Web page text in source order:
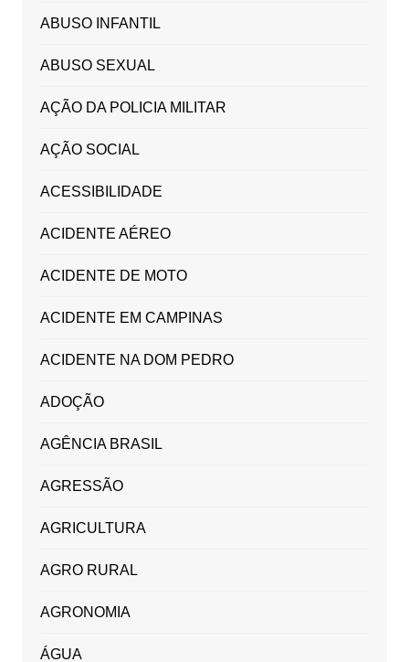
ABUSO INFANTIL
ABUSO SEXUAL
AÇÃO DA POLICIA MILITAR
AÇÃO SOCIAL
ACESSIBILIDADE
ACIDENTE AÉREO
ACIDENTE DE MOTO
ACIDENTE EM CAMPINAS
ACIDENTE NA DOM PEDRO
ADOÇÃO
AGÊNCIA BRASIL
AGRESSÃO
AGRICULTURA
AGRO RURAL
AGRONOMIA
ÁGUA